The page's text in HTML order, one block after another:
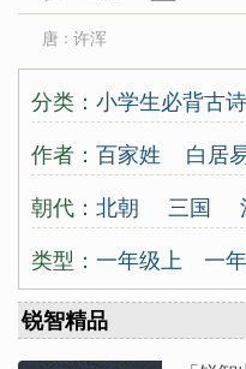
唐 ： 许浑
分类： 小学生必背古
唐诗三百首 宋
作者： 百家姓 白居
北朝民歌
蔡伸
陈东甫
程垓
陈子昂
朝代： 北朝 三国
清 古代
先秦
秦
类型： 一年级上 一
二年级下
三
四年级上
四
锐智精品